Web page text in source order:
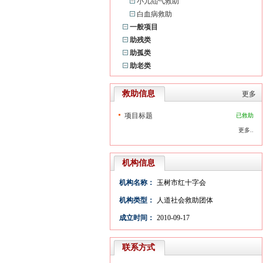
白血病救助
一般项目
助残类
助孤类
助老类
更多
救助信息
已救助
项目标题
更多..
机构信息
机构名称： 玉树市红十字会
机构类型： 人道社会救助团体
成立时间： 2010-09-17
联系方式